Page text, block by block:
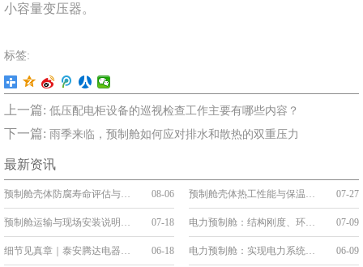
小容量变压器。
标签:
上一篇: 低压配电柜设备的巡视检查工作主要有哪些内容？
下一篇: 雨季来临，预制舱如何应对排水和散热的双重压力
最新资讯
预制舱壳体防腐寿命评估与维护 08-06 预制舱壳体热工性能与保温构造 07-27
预制舱运输与现场安装说明：吊装、就位与接口连接 07-18 电力预制舱：结构刚度、环境防护与系统稳定性 07-09
细节见真章｜泰安腾达电器：把“线缆艺术”刻进预制舱的基因里 06-18 电力预制舱：实现电力系统的变革与升级 06-09